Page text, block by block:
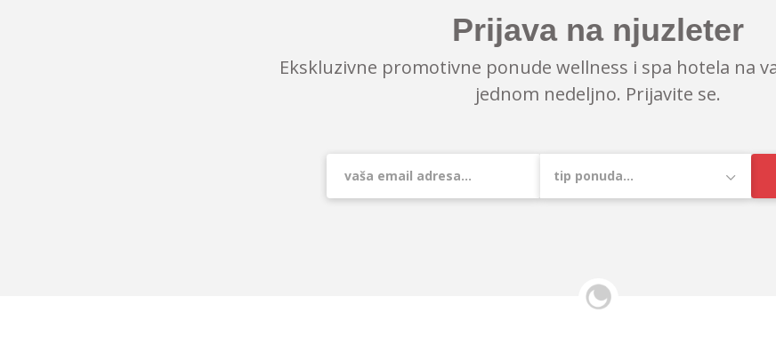
Prijava na njuzleter
Ekskluzivne promotivne ponude wellness i spa hotela na
jednom nedeljno. Prijavite se.